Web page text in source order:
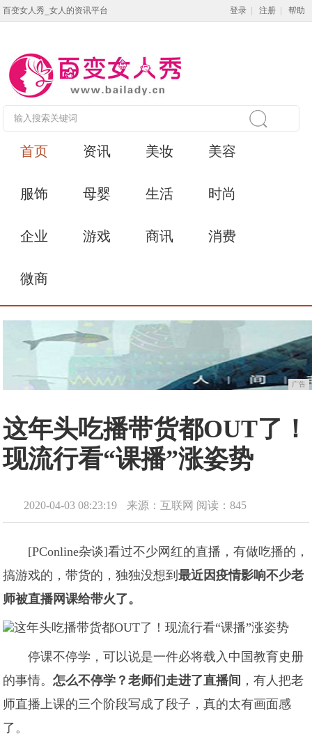
百变女人秀_女人的资讯平台 登录 注册 帮助
首页 资讯 美妆 美容
服饰 母婴 生活 时尚
企业 游戏 商讯 消费
微商
广告
这年头吃播带货都OUT了！
现流行看“课播”涨姿势
2020-04-03 08:23:19 来源：互联网 阅读：845
[PConline杂谈]看过不少网红的直播，有做吃播的，
搞游戏的，带货的，独独没想到最近因疫情影响不少老
师被直播网课给带火了。
停课不停学，可以说是一件必将载入中国教育史册
的事情。怎么不停学？老师们走进了直播间 ，有人把老
师直播上课的三个阶段写成了段子，真的太有画面感
了。